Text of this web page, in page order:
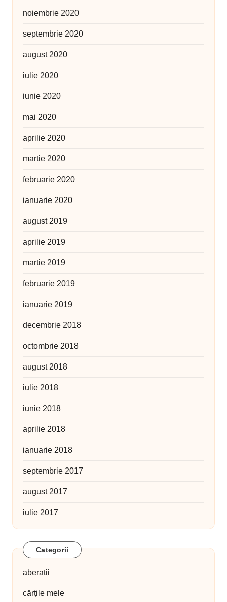
noiembrie 2020
septembrie 2020
august 2020
iulie 2020
iunie 2020
mai 2020
aprilie 2020
martie 2020
februarie 2020
ianuarie 2020
august 2019
aprilie 2019
martie 2019
februarie 2019
ianuarie 2019
decembrie 2018
octombrie 2018
august 2018
iulie 2018
iunie 2018
aprilie 2018
ianuarie 2018
septembrie 2017
august 2017
iulie 2017
Categorii
aberatii
cărțile mele